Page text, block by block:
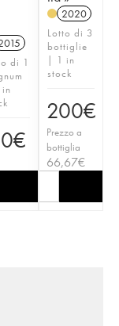
di 1
€
2020
Lotto di 3
bottiglie
| 1 in
stock
200€
Prezzo a
bottiglia
66,67€